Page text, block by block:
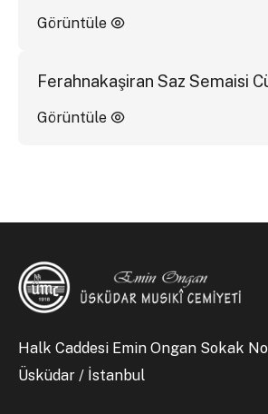
Görüntüle
Ferahnakaşiran Saz Semaisi
Görüntüle
Halk Caddesi Emin Ongan Sokak
Üsküdar / İstanbul